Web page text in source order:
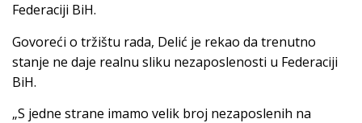
Federaciji BiH.
Govoreći o tržištu rada, Delić je rekao da trenutno
stanje ne daje realnu sliku nezaposlenosti u Federaciji
BiH.
„S jedne strane imamo velik broj nezaposlenih na